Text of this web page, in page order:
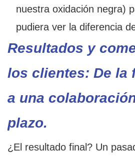
nuestra oxidación negra)
pudiera ver la diferencia
Resultados y
los clientes: De la
a una
plazo.
¿El resultado final? Un